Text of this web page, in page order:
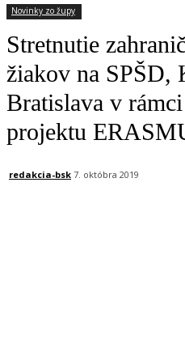
Novinky zo župy
Stretnutie
žiakov na SPŠD,
Bratislava v
projektu
redakcia-bsk 7. októbra 2019